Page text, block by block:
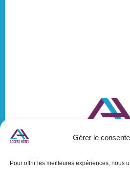
Gérer le
Pour offrir les meilleures expériences, nous